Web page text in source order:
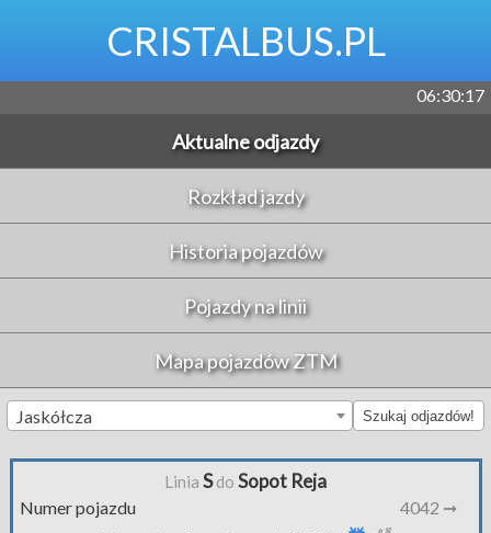
CRISTALBUS.PL
06:30:17
Aktualne odjazdy
Rozkład jazdy
Historia pojazdów
Pojazdy na linii
Mapa pojazdów ZTM
Jaskółcza Szukaj odjazdów!
Linia Sdo Sopot Reja
Numer pojazdu
4042 ➞